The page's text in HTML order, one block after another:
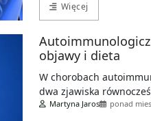
Więcej
objawy i dieta
W chorobach
dwa zjawiska
Martyna Jaros ponad